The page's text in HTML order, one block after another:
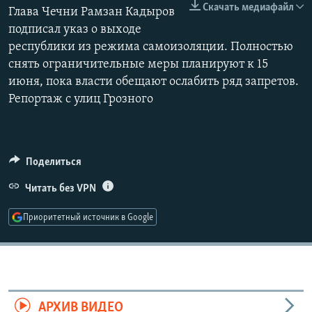
РАСПИСАНИЕ ВЕЩАНИЯ
ПОДПИШИТЕСЬ НА РАССЫЛКУ
Все сайты РСЕ/РС
1080p
480p
Скачать медиафайл
Глава Чечни Рамзан Кадыров
подписал указ о выходе
республики из режима самоизоляции. Полностью
снять ограничительные меры планируют к 15
июня, пока власти обещают ослабить ряд запретов.
Репортаж с улиц Грозного
Поделиться
Читать без VPN
Приоритетный источник в Google
АРХИВ ВИДЕО